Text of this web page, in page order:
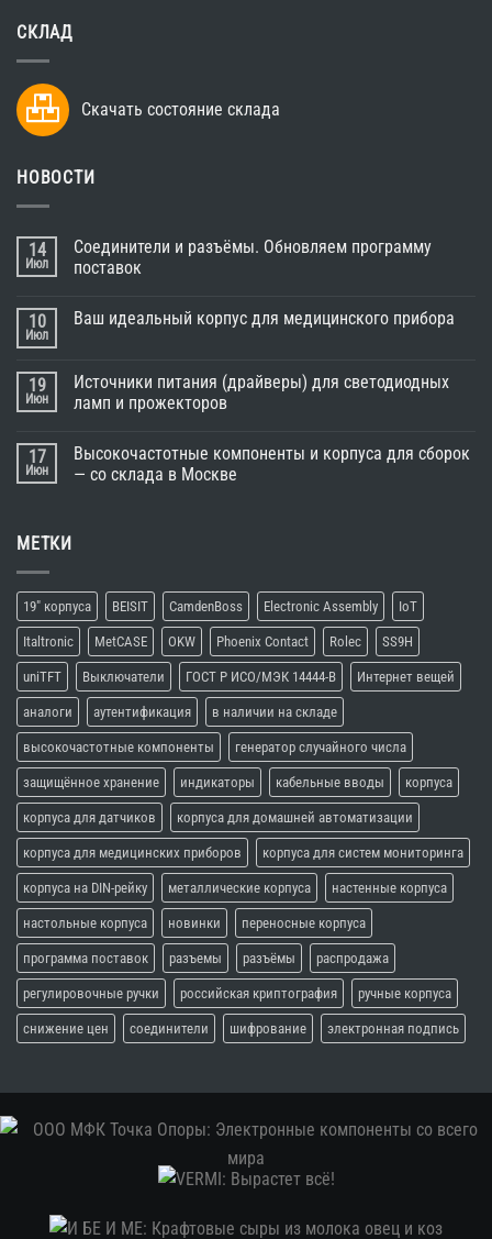
СКЛАД
Скачать состояние склада
НОВОСТИ
14
Июл
Соединители и разъёмы. Обновляем программу
поставок
10
Июл
Ваш идеальный корпус для медицинского прибора
19
Июн
Источники питания (драйверы) для светодиодных
ламп и прожекторов
17
Июн
Высокочастотные компоненты и корпуса для сборок
— со склада в Москве
МЕТКИ
19" корпуса BEISIT CamdenBoss Electronic Assembly IoT
Italtronic MetCASE OKW Phoenix Contact Rolec SS9H
uniTFT Выключатели ГОСТ Р ИСО/МЭК 14444-В Интернет вещей
аналоги аутентификация в наличии на складе
высокочастотные компоненты генератор случайного числа
защищённое хранение индикаторы кабельные вводы корпуса
корпуса для датчиков корпуса для домашней автоматизации
корпуса для медицинских приборов корпуса для систем мониторинга
корпуса на DIN-рейку металлические корпуса настенные корпуса
настольные корпуса новинки переносные корпуса
программа поставок разъемы разъёмы распродажа
регулировочные ручки российская криптография ручные корпуса
снижение цен соединители шифрование электронная подпись